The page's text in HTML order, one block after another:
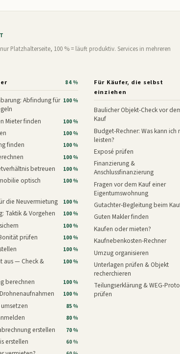
Platzhalterseite, 100 % = läuft produktiv. Services in mehreren
84 %
Abfindung für 100 %
Mieter finden 100 %
100 %
finden 100 %
100 %
betreuen 100 %
optisch
100 %
die Neuvermietung 100 %
Taktik & Vorgehen 100 %
100 %
prüfen 100 %
100 %
aus — Check &
100 %
berechnen 100 %
100 %
85 %
80 %
erstellen 70 %
erstellen 60 %
Für Käufer, die selbst
einziehen
Baulicher Objekt-Check vor
Kauf
Budget-Rechner: Was kann ich
leisten?
Exposé prüfen
Finanzierung &
Anschlussfinanzierung
Fragen vor dem Kauf einer
Eigentumswohnung
Gutachter-Begleitung beim
Guten Makler finden
Kaufen oder mieten?
Kaufnebenkosten-Rechner
Umzug organisieren
Unterlagen prüfen & Objekt
recherchieren
Teilungserklärung & WEG-
prüfen